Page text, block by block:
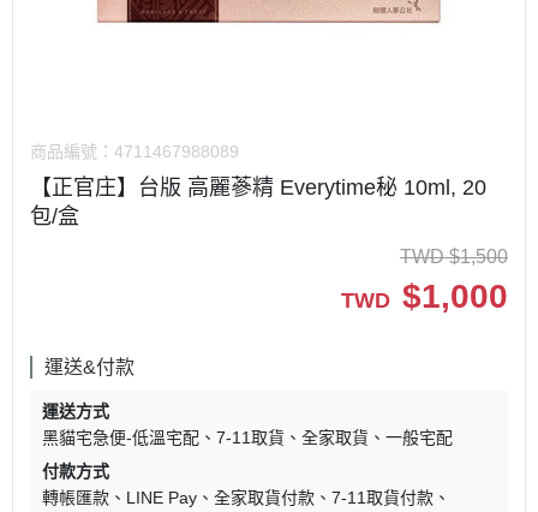
商品編號： 4711467988089
【正官庄】台版 高麗蔘精 Everytime秘 10ml, 20
包/盒
TWD $1,500
TWD $1,000
運送&付款
運送方式
黑貓宅急便-低溫宅配
7-11取貨 全家取貨
一般宅配
付款方式
轉帳匯款
LINE Pay 全家取貨付款 7-11取貨付款